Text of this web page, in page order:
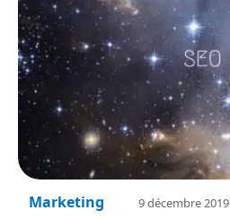
Marketing 9 décembre 2019